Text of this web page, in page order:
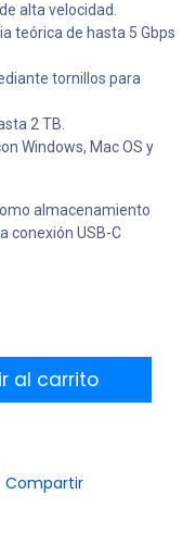
alta velocidad.
teórica de hasta 5 Gbps
tornillos para
2 TB.
Windows, Mac OS y
almacenamiento
conexión USB-C
al carrito
Compartir